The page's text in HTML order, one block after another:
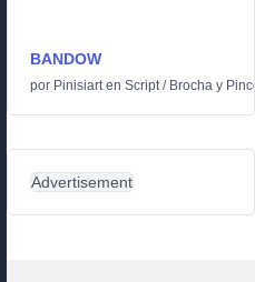
BANDOW
por Pinisiarten Script/ Brocha y
Advertisement